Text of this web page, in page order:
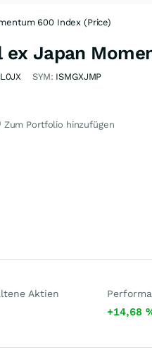
600 Index (Price)
ex Japan
SYM: ISMGXJMP
Zum Portfolio hinzufügen
Aktien
+14,68